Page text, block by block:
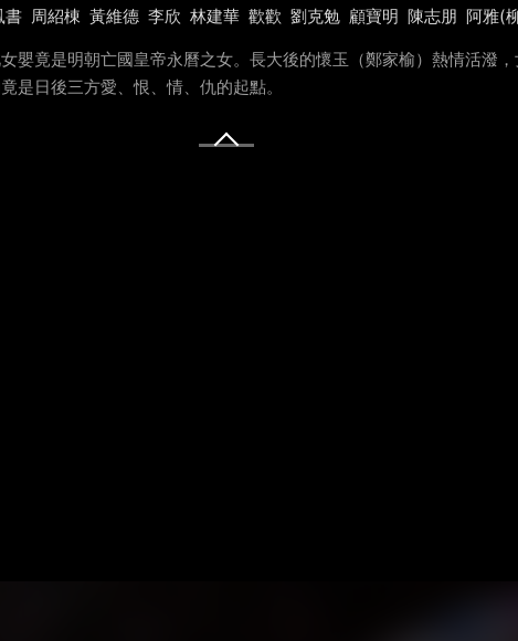
書 周紹棟 黃維德 李欣 林建華 歡歡 劉克勉 顧寶明 陳志朋 阿雅(
嬰竟是明朝亡國皇帝永曆之女。長大後的懷玉（鄭家榆）熱情活潑
是日後三方愛、恨、情、仇的起點。